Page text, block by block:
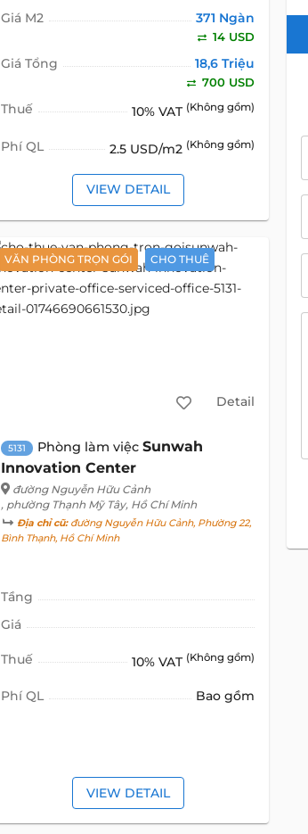
Giá M2
371 Ngàn
14 USD
Giá Tổng 18,6 Triệu
700 USD
Thuế 10% VAT (Không gồm)
Phí QL 2.5 USD/m2 (Không gồm)
VIEW DETAIL
VĂN PHÒNG TRỌN GÓI CHO THUÊ
Detail
5131 Phòng làm việc Sunwah
Innovation Center
đường Nguyễn Hữu Cảnh
, phường Thạnh Mỹ Tây, Hồ Chí Minh
Địa chỉ cũ:đường Nguyễn Hữu Cảnh, Phường 22,
Bình Thạnh, Hồ Chí Minh
Tầng
Giá
Thuế 10% VAT (Không gồm)
Phí QL Bao gồm
VIEW DETAIL